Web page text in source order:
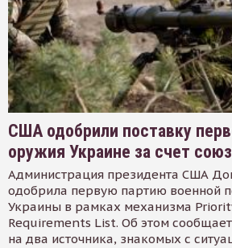
США одобрили поставку
оружия Украине за счет
Администрация президента США
одобрила первую партию военной
Украины в рамках механизма
Requirements List. Об этом
на два источника, знакомых с